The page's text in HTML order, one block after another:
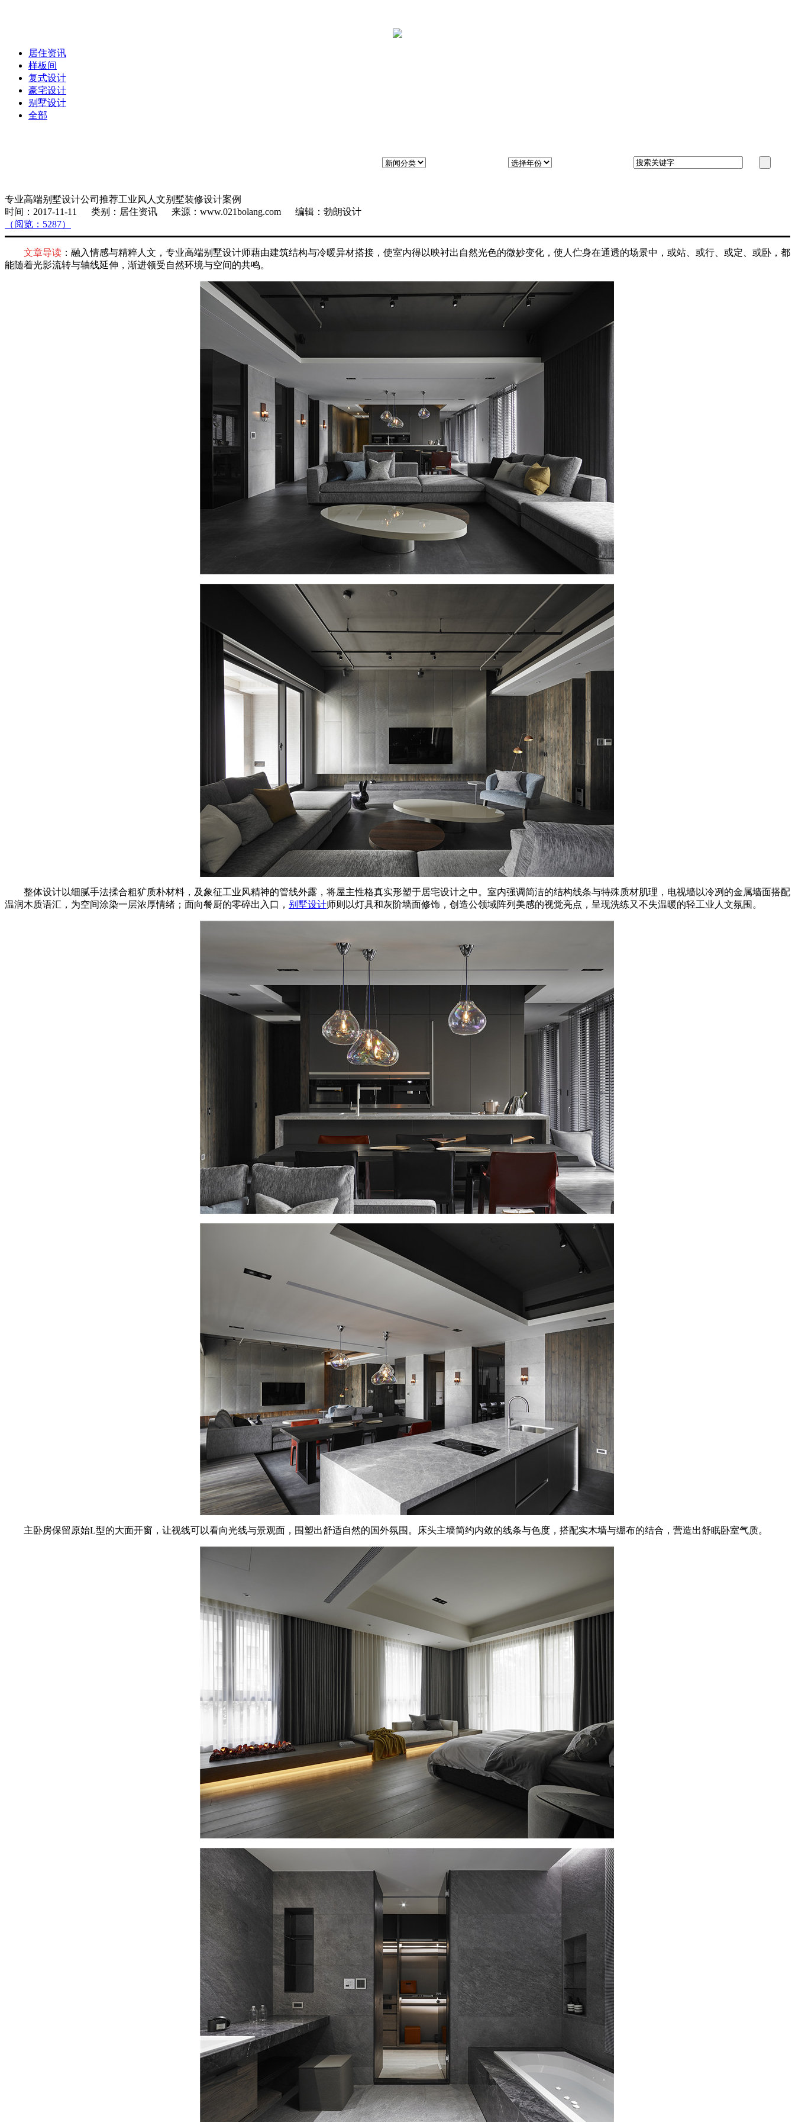
居住资讯
样板间
复式设计
豪宅设计
别墅设计
全部
专业高端别墅设计公司推荐工业风人文别墅装修设计案例
时间：2017-11-11 类别：居住资讯 来源：www.021bolang.com 编辑：勃朗设计
（阅览：5287）
文章导读 ：融入情感与精粹人文，专业高端别墅设计师藉由建筑结构与冷暖异材搭接，使室内得以映衬出自然光色的微妙变化，使人伫身在通透的场景中，或站、或行、或定、或卧，都
能随着光影流转与轴线延伸，渐进领受自然环境与空间的共鸣。
整体设计以细腻手法揉合粗犷质朴材料，及象征工业风精神的管线外露，将屋主性格真实形塑于居宅设计之中。室内强调简洁的结构线条与特殊质材肌理，电视墙以冷冽的金属墙面搭配
温润木质语汇，为空间涂染一层浓厚情绪；面向餐厨的零碎出入口， 别墅设计师则以灯具和灰阶墙面修饰，创造公领域阵列美感的视觉亮点，呈现洗练又不失温暖的轻工业人文氛围。
主卧房保留原始L型的大面开窗，让视线可以看向光线与景观面，围塑出舒适自然的国外氛围。床头主墙简约内敛的线条与色度，搭配实木墙与绷布的结合，营造出舒眠卧室气质。